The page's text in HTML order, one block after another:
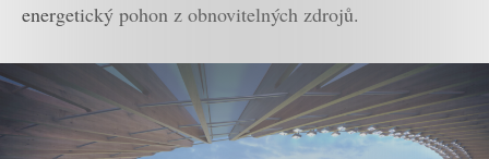
energetický pohon z obnovitelných zdrojů.